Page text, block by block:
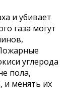
и убивает
газа могут
углерода
пола,
и менять их